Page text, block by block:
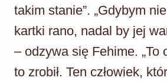
takim stanie”. „Gdybym
kartki rano, nadal by jej
– odzywa się Fehime. „To
to zrobił. Ten człowiek,